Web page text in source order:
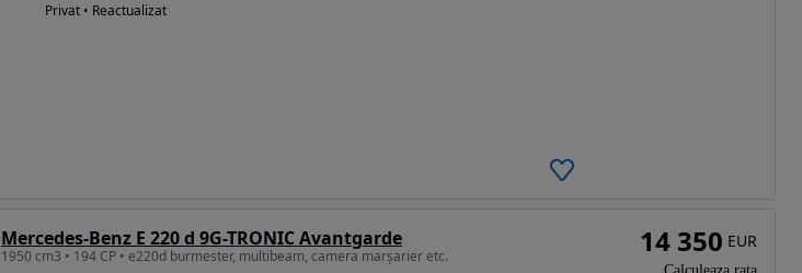
Privat • Reactualizat
Mercedes-Benz E 220 d 9G-TRONIC Avantgarde
1950 cm3 • 194 CP • e220d burmester, multibeam, camera marșarier etc. 14 350 EUR